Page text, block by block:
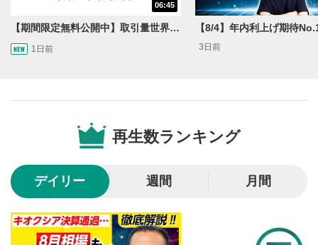
動画再生エリアをクリックすると、動画を再生または
一時停止します。
2
再生/一時停止
動画を再生または一時停止します。
10秒戻し/10秒送り
10秒、動画を巻き戻し/早送りします。
シークバー
再生位置を示しています。再生したい位置をクリック
するとその位置から動画が再生されます。
06:45
【期間限定無料公開中】取引量世界一の通貨ペアに優位性あり!?ドル/円&ユーロドルのテクニカルを検証！【JINのマンスリーFX戦略】
1日前 3日前
再生数ランキング
デイリー 週間 月間